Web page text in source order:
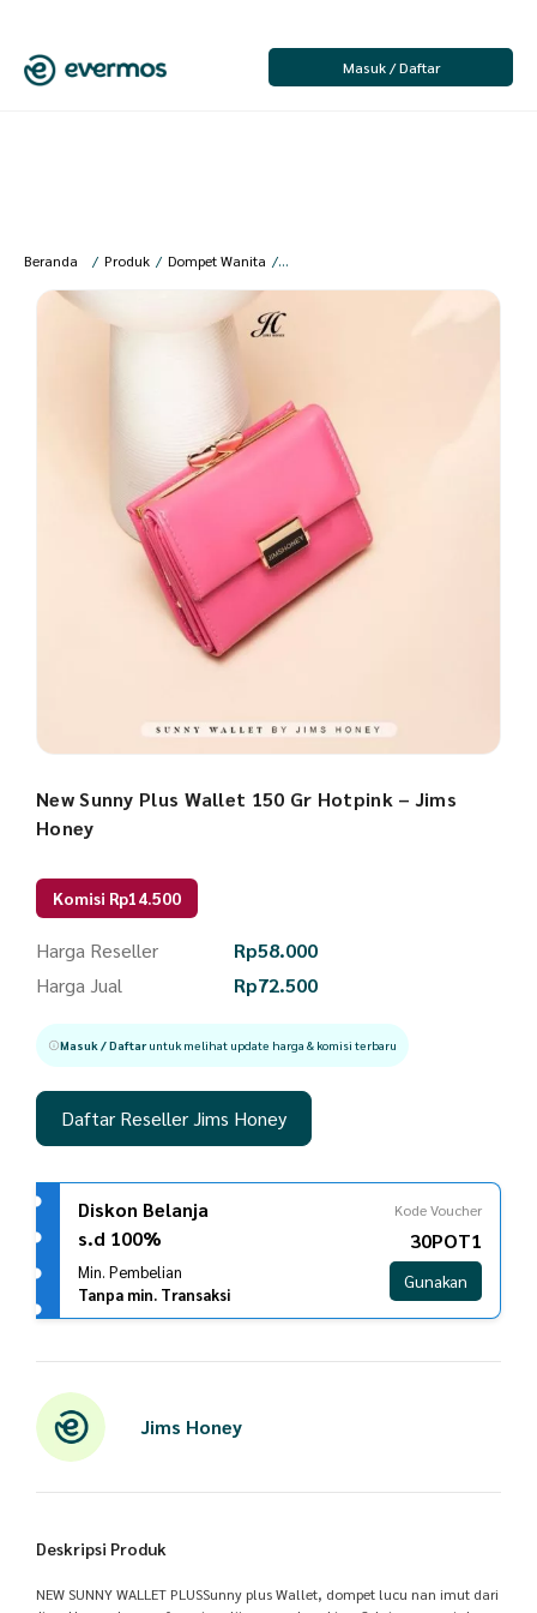
Masuk / Daftar
Beranda / Produk / Dompet Wanita / New Sunny Plus Wallet 150 Gr Hotpink
New Sunny Plus Wallet 150 Gr Hotpink – Jims
Honey
Komisi Rp14.500
Harga Reseller Rp58.000
Harga Jual
Rp72.500
Masuk / Daftaruntuk melihat update harga & komisi terbaru
Daftar Reseller Jims Honey
Diskon Belanja
s.d 100%
Min. Pembelian
Tanpa min. Transaksi
Kode Voucher
30POT1
Gunakan
Jims Honey
Deskripsi Produk
NEW SUNNY WALLET PLUSSunny plus Wallet, dompet lucu nan imut dari